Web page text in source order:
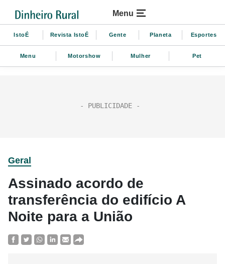
Menu
IstoÉ Revista IstoÉ Gente Planeta Esportes
Menu Motorshow Mulher Pet
Geral
Assinado acordo de
transferência do edifício A
Noite para a União